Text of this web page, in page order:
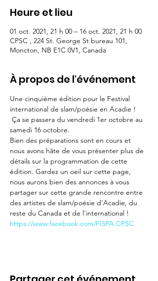
Heure et lieu
01 oct. 2021, 21 h 00 – 16 oct. 2021, 21 h 00
CPSC , 224 St. George St bureau 101,
Moncton, NB E1C 0V1, Canada
À propos de l'événement
Une cinquième édition pour le Festival
international de slam/poésie en Acadie !
samedi 16 octobre.
Bien des préparations sont en cours et
nous avons hâte de vous présenter plus de
détails sur la programmation de cette
édition. Gardez un oeil sur cette page,
nous aurons bien des annonces à vous
partager sur cette grande rencontre entre
des artistes de slam/poésie d'Acadie, du
reste du Canada et de l'international !
https://www.facebook.com/FISPA.CPSC